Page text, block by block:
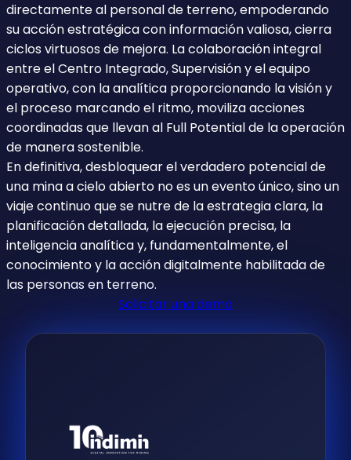
directamente al personal de terreno, empoderando
su acción estratégica con información valiosa, cierra
ciclos virtuosos de mejora. La colaboración integral
entre el Centro Integrado, Supervisión y el equipo
operativo, con la analítica proporcionando la visión y
el proceso marcando el ritmo, moviliza acciones
coordinadas que llevan al Full Potential de la operación
de manera sostenible.
En definitiva, desbloquear el verdadero potencial de
una mina a cielo abierto no es un evento único, sino un
viaje continuo que se nutre de la estrategia clara, la
planificación detallada, la ejecución precisa, la
inteligencia analítica y, fundamentalmente, el
conocimiento y la acción digitalmente habilitada de
las personas en terreno.
Solicitar una demo